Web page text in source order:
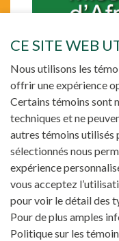
CE SITE WEB
Nous utilisons les
offrir une expérience
Certains témoins sont
techniques et ne
autres témoins utilisés
sélectionnés nous
expérience
vous acceptez
pour voir le détail des
Pour de plus amples
Politique sur les